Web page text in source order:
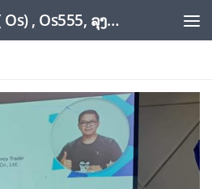
Outhai SAIOUDOM ( Os) , Os555, ລຸງໂອ້ດ, LoungOs, UngleOs, XW1OS Official Website...